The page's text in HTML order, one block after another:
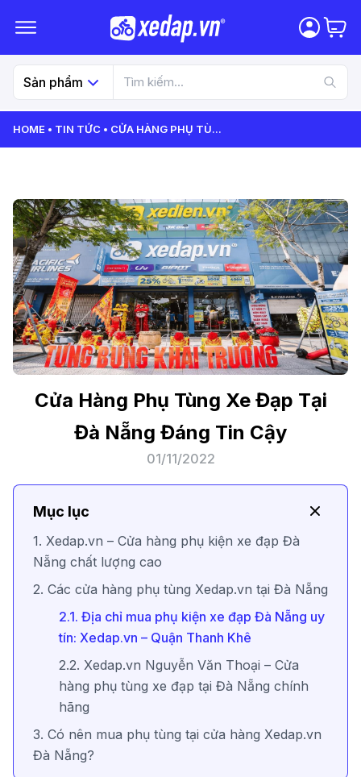
Sản phẩm
HOME TIN TỨC CỬA HÀNG PHỤ TÙ...
Cửa Hàng Phụ Tùng Xe Đạp Tại
Đà Nẵng Đáng Tin Cậy
01/11/2022
Mục lục
1. Xedap.vn – Cửa hàng phụ kiện xe đạp Đà
Nẵng chất lượng cao
2. Các cửa hàng phụ tùng Xedap.vn tại Đà Nẵng
2.1. Địa chỉ mua phụ kiện xe đạp Đà Nẵng uy
tín: Xedap.vn – Quận Thanh Khê
2.2. Xedap.vn Nguyễn Văn Thoại – Cửa
hàng phụ tùng xe đạp tại Đà Nẵng chính
hãng
3. Có nên mua phụ tùng tại cửa hàng Xedap.vn
Đà Nẵng?